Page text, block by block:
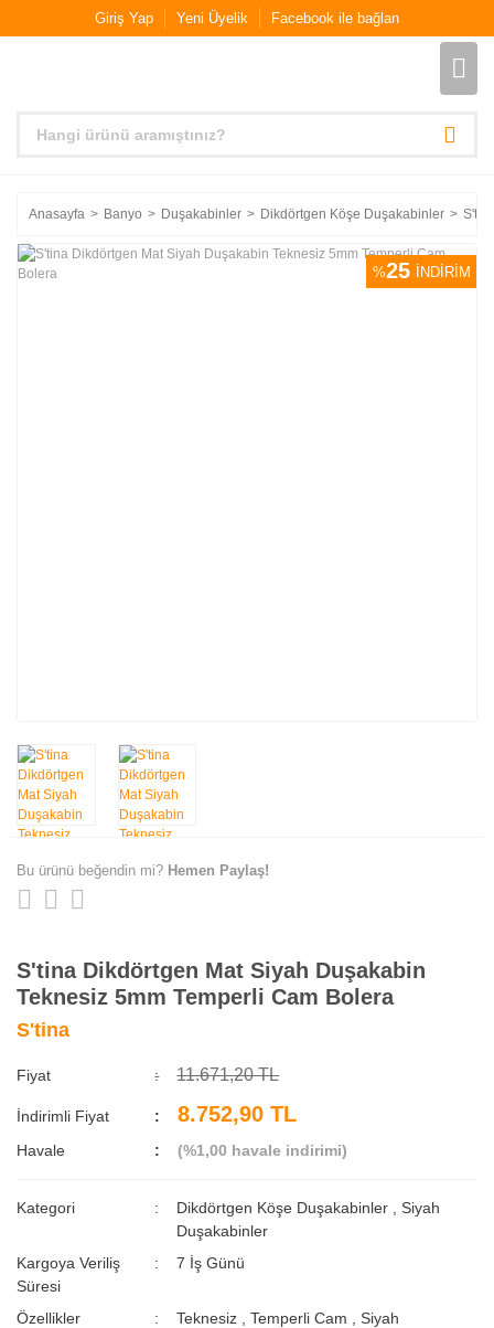
Giriş Yap Yeni Üyelik Facebook ile bağlan
Anasayfa Banyo Duşakabinler Dikdörtgen Köşe Duşakabinler
%25 İNDİRİM
Bu ürünü beğendin mi? Hemen Paylaş!
S'tina Dikdörtgen Mat Siyah Duşakabin
Teknesiz 5mm Temperli Cam Bolera
S'tina
Fiyat 11.671,20 TL
İndirimli Fiyat 8.752,90 TL
Havale (%1,00 havale indirimi)
Kategori Dikdörtgen Köşe Duşakabinler ,Siyah
Duşakabinler
Kargoya Veriliş
Süresi
7 İş Günü
Özellikler Teknesiz ,Temperli Cam ,Siyah